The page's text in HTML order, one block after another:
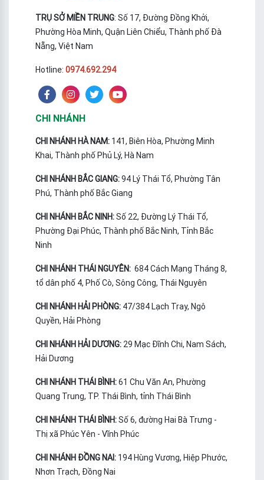
TRỤ SỞ MIỀN TRUNG: Số 17, Đường Đồng Khởi,
Phường Hòa Minh, Quận Liên Chiểu, Thành phố Đà
Nẵng, Việt Nam
Hotline: 0974.692.294
CHI NHÁNH
CHI NHÁNH HÀ NAM: 141, Biên Hòa, Phường Minh
Khai, Thành phố Phủ Lý, Hà Nam
CHI NHÁNH BẮC GIANG:94 Lý Thái Tổ, Phường Tân
Phú, Thành phố Bắc Giang
CHI NHÁNH BẮC NINH:Số 22, Đường Lý Thái Tổ,
Phường Đại Phúc, Thành phố Bắc Ninh, Tỉnh Bắc
Ninh
CHI NHÁNH THÁI NGUYÊN: 684 Cách Mạng Tháng 8,
tổ dân phố 4, Phố Cò, Sông Công, Thái Nguyên
CHI NHÁNH HẢI PHÒNG: 47/384 Lạch Tray, Ngô
Quyền, Hải Phòng
CHI NHÁNH HẢI DƯƠNG: 29 Mạc Đĩnh Chi, Nam Sách,
Hải Dương
CHI NHÁNH THÁI BÌNH:61 Chu Văn An, Phường
Quang Trung, TP. Thái Bình, tỉnh Thái Bình
CHI NHÁNH THÁI BÌNH:Số 6, đường Hai Bà Trưng -
Thị xã Phúc Yên - Vĩnh Phúc
CHI NHÁNH ĐỒNG NAI: 194 Hùng Vương, Hiệp Phước,
Nhơn Trạch, Đồng Nai